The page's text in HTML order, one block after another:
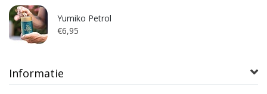
Yumiko Petrol
€6,95
Informatie